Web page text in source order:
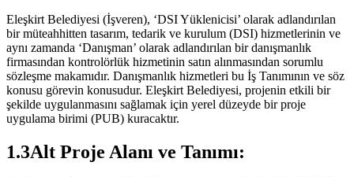
Eleşkirt Belediyesi (İşveren), ‘DSI Yüklenicisi’ olarak adlandırılan
bir müteahhitten tasarım, tedarik ve kurulum (DSI) hizmetlerinin ve
aynı zamanda ‘Danışman’ olarak adlandırılan bir danışmanlık
firmasından kontrolörlük hizmetinin satın alınmasından sorumlu
sözleşme makamıdır. Danışmanlık hizmetleri bu İş Tanımının ve söz
konusu görevin konusudur. Eleşkirt Belediyesi, projenin etkili bir
şekilde uygulanmasını sağlamak için yerel düzeyde bir proje
uygulama birimi (PUB) kuracaktır.
1.3Alt Proje Alanı ve Tanımı: